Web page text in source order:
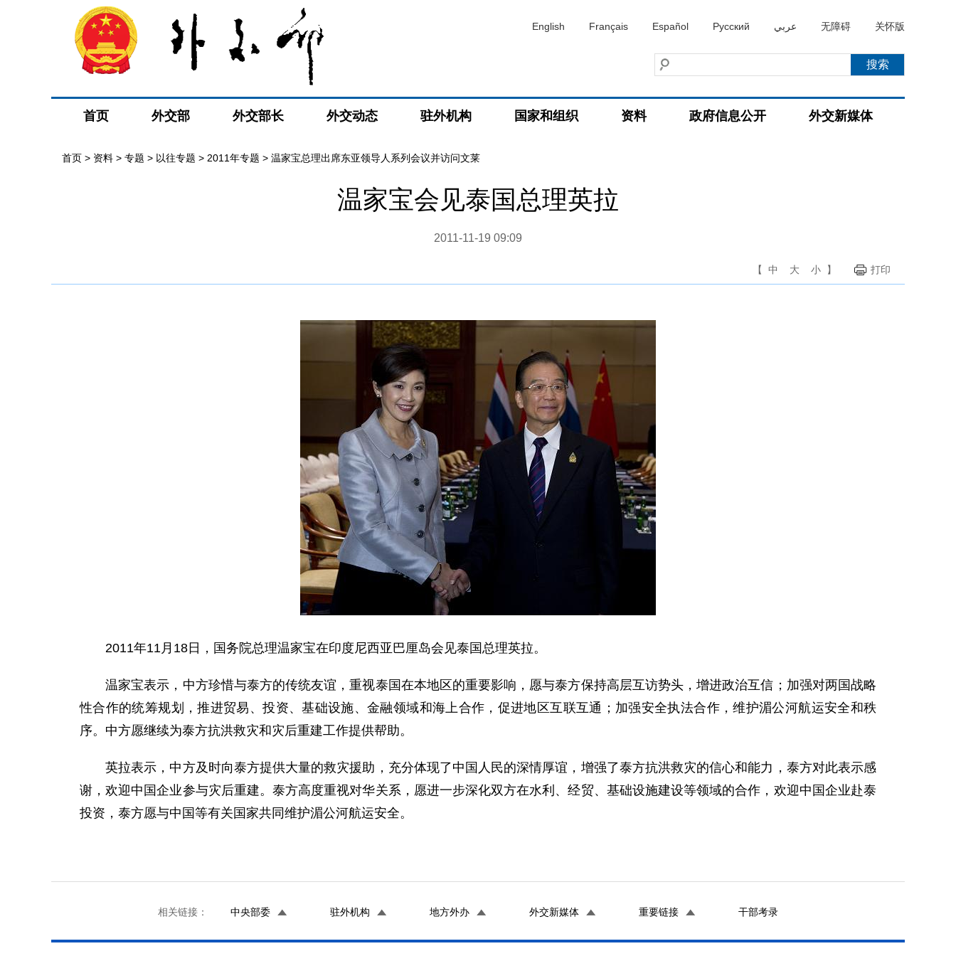
English Français Español Русский عربي 无障碍 关怀版
首页 外交部 外交部长 外交动态 驻外机构 国家和组织 资料 政府信息公开 外交新媒体
首页 > 资料 > 专题 > 以往专题 > 2011年专题 > 温家宝总理出席东亚领导人系列会议并访问文莱
温家宝会见泰国总理英拉
2011-11-19 09:09
【 中 大 小 】 打印
2011年11月18日，国务院总理温家宝在印度尼西亚巴厘岛会见泰国总理英拉。
温家宝表示，中方珍惜与泰方的传统友谊，重视泰国在本地区的重要影响，愿与泰方保持高层互访势头，增进政治互信；加强对两国战略
性合作的统筹规划，推进贸易、投资、基础设施、金融领域和海上合作，促进地区互联互通；加强安全执法合作，维护湄公河航运安全和秩
序。中方愿继续为泰方抗洪救灾和灾后重建工作提供帮助。
英拉表示，中方及时向泰方提供大量的救灾援助，充分体现了中国人民的深情厚谊，增强了泰方抗洪救灾的信心和能力，泰方对此表示感
谢，欢迎中国企业参与灾后重建。泰方高度重视对华关系，愿进一步深化双方在水利、经贸、基础设施建设等领域的合作，欢迎中国企业赴泰
投资，泰方愿与中国等有关国家共同维护湄公河航运安全。
相关链接： 中央部委 驻外机构 地方外办 外交新媒体 重要链接 干部考录